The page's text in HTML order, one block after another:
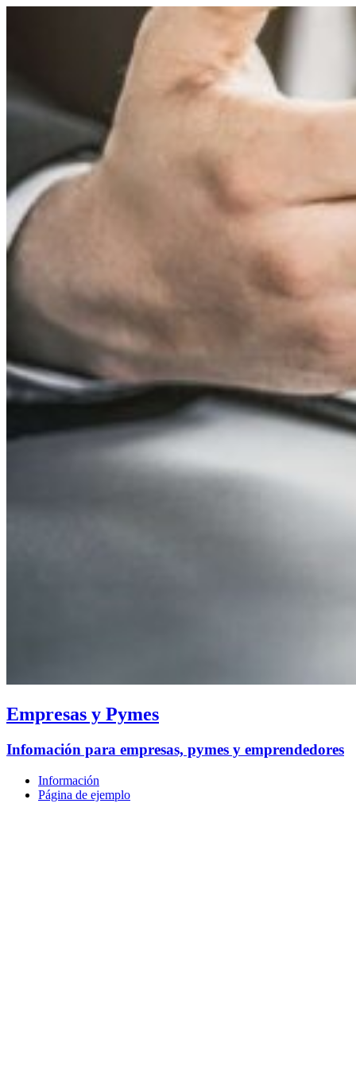
Empresas y Pymes
Infomación para empresas, pymes y emprendedores
Información
Página de ejemplo